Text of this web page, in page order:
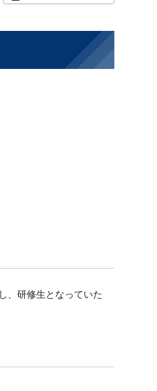
、研修生となっていた